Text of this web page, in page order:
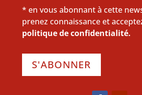
* en vous abonnant à cette
prenez connaissance et
politique de confidentialité.
S'ABONNER